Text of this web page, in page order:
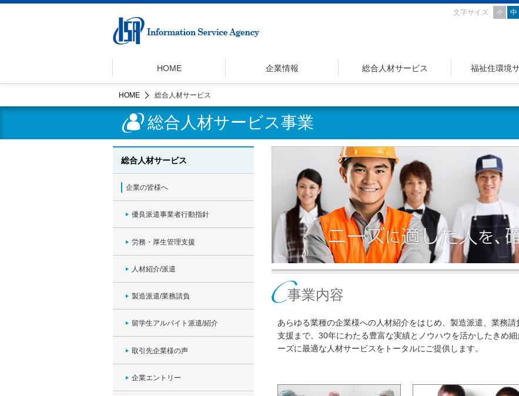
文字サイズ 小 中
HOME 企業情報 総合人材サービス 福祉住環境
HOME 総合人材サービス
総合人材サービス事業
総合人材サービス
企業の皆様へ
優良派遣事業者行動指針
労務・厚生管理支援
人材紹介/派遣
製造派遣/業務請負
留学生アルバイト派遣/紹介
取引先企業様の声
企業エントリー
事業内容
あらゆる業種の企業様への人材紹介をはじめ、製造派遣、業務
支援まで。30年にわたる豊富な実績とノウハウを活かしたきめ
ーズに最適な人材サービスをトータルにご提供します。